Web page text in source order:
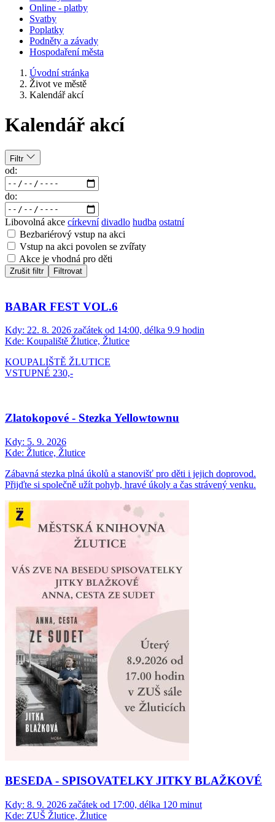
Online - platby
Svatby
Poplatky
Podněty a závady
Hospodaření města
Úvodní stránka
Život ve městě
Kalendář akcí
Kalendář akcí
Filtr
od:
do:
Libovolná akce církevní divadlo hudba ostatní
Bezbariérový vstup na akci
Vstup na akci povolen se zvířaty
Akce je vhodná pro děti
Zrušit filtr Filtrovat
BABAR FEST VOL.6
Kdy: 22. 8. 2026 začátek od 14:00, délka 9.9 hodin
Kde: Koupaliště Žlutice, Žlutice
KOUPALIŠTĚ ŽLUTICE
VSTUPNÉ 230,-
Zlatokopové - Stezka Yellowtownu
Kdy: 5. 9. 2026
Kde: Žlutice, Žlutice
Zábavná stezka plná úkolů a stanovišť pro děti i jejich doprovod.
Přijďte si společně užít pohyb, hravé úkoly a čas strávený venku.
BESEDA - SPISOVATELKY JITKY BLAŽKOVÉ
Kdy: 8. 9. 2026 začátek od 17:00, délka 120 minut
Kde: ZUŠ Žlutice, Žlutice